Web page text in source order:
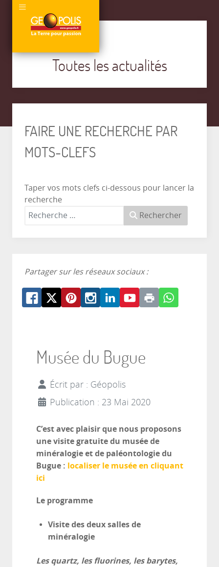
Toutes les actualités
FAIRE UNE RECHERCHE PAR
MOTS-CLEFS
Taper vos mots clefs ci-dessous pour lancer la
recherche
Rechercher
Partager sur les réseaux sociaux :
Musée du Bugue
Écrit par : Géopolis
Publication : 23 Mai 2020
C’est avec plaisir que nous proposons
une visite gratuite du musée de
minéralogie et de paléontologie du
Bugue : localiser le musée en cliquant
ici
Le programme
Visite des deux salles de
minéralogie
Les quartz, les fluorines, les barytes,